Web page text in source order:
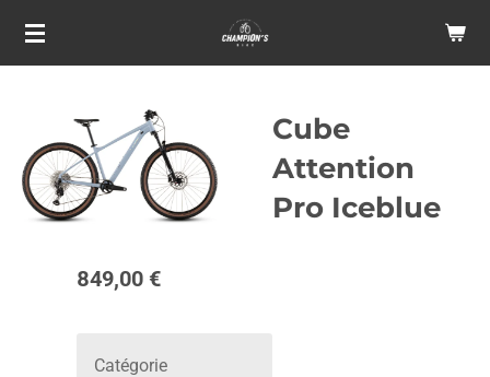
Passer
principal
Cube
Attention
Pro Iceblue
849,00 €
Catégorie